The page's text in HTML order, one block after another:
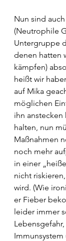
Nun sind
(Neutrophile
Untergruppe
denen hatten
kämpfen)
heißt wir
auf Mika
möglichen
ihn anstecken
halten, nun
Maßnahmen
noch mehr
in einer
nicht
wird. (Wie
er Fieber
leider immer
Immunsystem